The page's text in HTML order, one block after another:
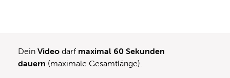
Dein Video darf maximal 60 Sekunden
dauern (maximale Gesamtlänge).